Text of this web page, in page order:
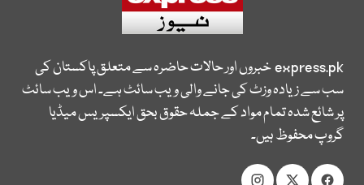
express.pkخبروں اور حالات حاضرہ سے متعلق پاکستان کی
سب سے زیادہ وزٹ کی جانے والی ویب سائٹ ہے۔ اس ویب سائٹ
پر شائع شدہ تمام مواد کے جملہ حقوق بحق ایکسپریس میڈیا
گروپ محفوظ ہیں۔